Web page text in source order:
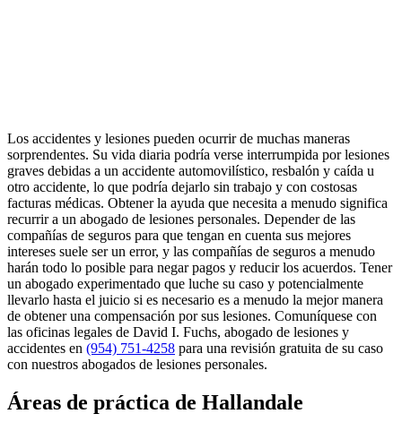
Los accidentes y lesiones pueden ocurrir de muchas maneras
sorprendentes. Su vida diaria podría verse interrumpida por lesiones
graves debidas a un accidente automovilístico, resbalón y caída u
otro accidente, lo que podría dejarlo sin trabajo y con costosas
facturas médicas. Obtener la ayuda que necesita a menudo significa
recurrir a un abogado de lesiones personales. Depender de las
compañías de seguros para que tengan en cuenta sus mejores
intereses suele ser un error, y las compañías de seguros a menudo
harán todo lo posible para negar pagos y reducir los acuerdos. Tener
un abogado experimentado que luche su caso y potencialmente
llevarlo hasta el juicio si es necesario es a menudo la mejor manera
de obtener una compensación por sus lesiones. Comuníquese con
las oficinas legales de David I. Fuchs, abogado de lesiones y
accidentes en (954) 751-4258 para una revisión gratuita de su caso
con nuestros abogados de lesiones personales.
Áreas de práctica de Hallandale